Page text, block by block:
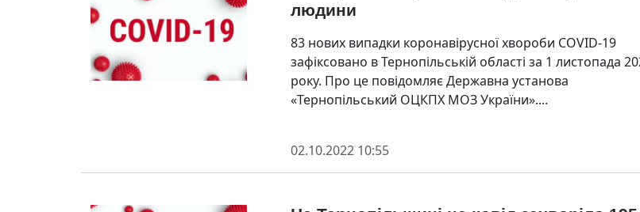
людини
83 нових випадки коронавірусної хвороби COVID-19
зафіксовано в Тернопільській області за 1 листопада
року. Про це повідомляє Державна установа
«Тернопільський ОЦКПХ МОЗ України»....
02.10.2022 10:55